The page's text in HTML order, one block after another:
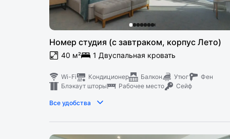
Номер студия (с завтраком, корпус Лето)
40 м² 1 Двуспальная кровать
Wi-Fi Кондиционер Балкон Утюг
Фен
Блэкаут шторы
Рабочее место Сейф
Все удобства